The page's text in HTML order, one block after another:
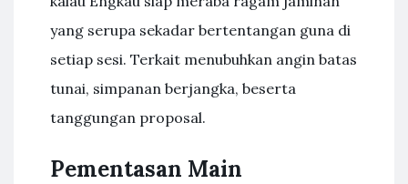
yang serupa sekadar bertentangan guna di
setiap sesi. Terkait menubuhkan angin batas
tunai, simpanan berjangka, beserta
tanggungan proposal.
Pementasan Main